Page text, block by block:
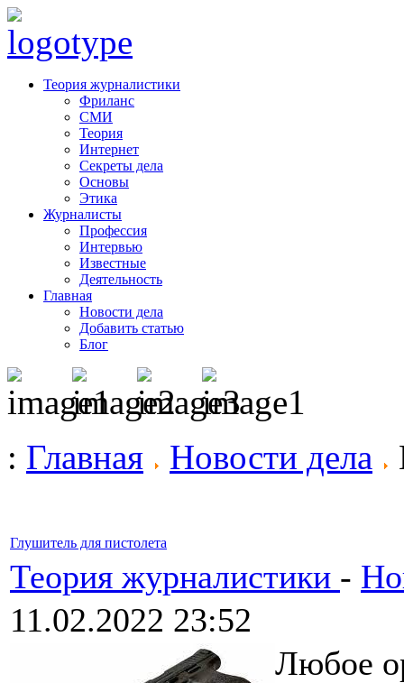
Теория журналистики
Фриланс
СМИ
Теория
Интернет
Секреты дела
Основы
Этика
Журналисты
Профессия
Интервью
Известные
Деятельность
Главная
Новости дела
Добавить статью
Блог
: Главная Новости дела
Глушитель для пистолета
Теория журналистики -
11.02.2022 23:52
Любое